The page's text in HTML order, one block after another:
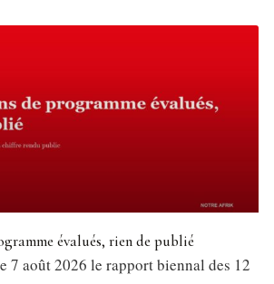
évalués, rien de publié
7 août 2026 le rapport biennal des 12